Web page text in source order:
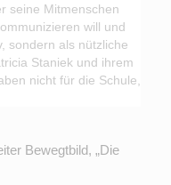
seine Mitmenschen
will und
sondern als nützliche
Staniek und ihrem
nicht für die Schule,
Bewegtbild, „Die